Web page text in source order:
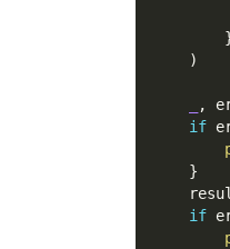
)
,
if
}
if